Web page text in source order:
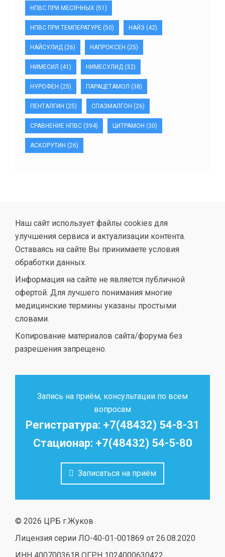
НПВС ПРИ МЕСЯЧНЫХ (51)
НПВС ПРИ ТЕМПЕРАТУРЕ (50) НАЙЗ (42)
НАЙСУЛИД (26) НАПРОКСЕН (25)
НИМЕСИЛ (41) НИМЕСУЛИД (32)
НУРОФЕН (25) ПАРАЦЕТАМОЛ (38)
ПЕНТАЛГИН (25) СПАЗМАЛГОН (26)
СРАВНЕНИЕ НПВС (394) ЦИТРАМОН (30)
АСКОРУТИН (26)
Наш сайт использует файлы cookies для
улучшения сервиса и актуализации контента.
Оставаясь на сайте Вы принимаете условия
обработки данных.
Информация на сайте не является публичной
офертой. Для лучшего понимания многие
медицинские термины указаны простыми
словами.
Копирование материалов сайта/форума без
разрешения запрещено.
Запись на приём, консультации по всем
вопросам
Регистратура: +7(48432) 54-8-31
Стационар: +7(48432) 54-5-80
Записаться на приём
© 2026 ЦРБ г.Жуков
Лицензия серии ЛО-40-01-001869 от 26.08.2020